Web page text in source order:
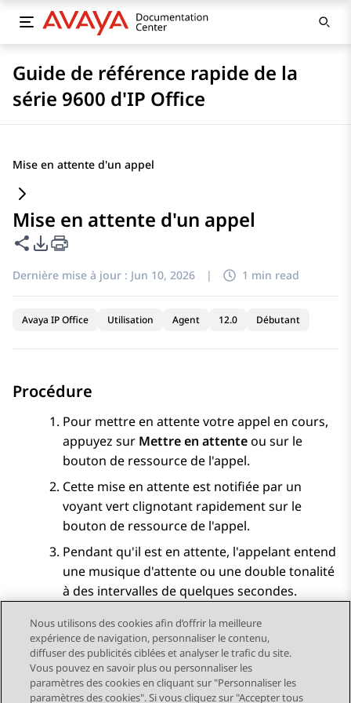
Guide de référence rapide de la
série 9600 d'IP Office
Mise en attente d'un appel
Mise en attente d'un appel
Partager cette page
Options d'exportation PDF
Dernière mise à jour : Jun 10, 2026 | 1 min read
Avaya IP Office Utilisation Agent 12.0 Débutant
Procédure
Pour mettre en attente votre appel en cours,
appuyez sur Mettre en attenteou sur le
bouton de ressource de l'appel.
Cette mise en attente est notifiée par un
voyant vert clignotant rapidement sur le
bouton de ressource de l'appel.
Pendant qu'il est en attente, l'appelant entend
une musique d'attente ou une double tonalité
à des intervalles de quelques secondes.
Send Feedback
Nous utilisons des cookies afin d’offrir la meilleure
expérience de navigation, personnaliser le contenu,
diffuser des publicités ciblées et analyser le trafic du site.
Vous pouvez en savoir plus ou personnaliser les
paramètres des cookies en cliquant sur "Personnaliser les
paramètres des cookies". Si vous cliquez sur "Accepter tous